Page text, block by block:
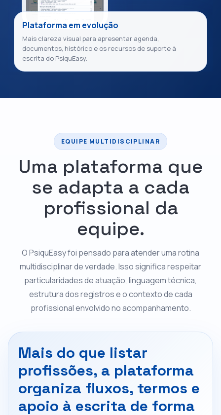
Plataforma em evolução
Mais clareza visual para apresentar agenda,
documentos, histórico e os recursos de suporte à
escrita do PsiquEasy.
EQUIPE MULTIDISCIPLINAR
Uma plataforma que
se adapta a cada
profissional da
equipe.
O PsiquEasy foi pensado para atender uma rotina
multidisciplinar de verdade. Isso significa respeitar
particularidades de atuação, linguagem técnica,
estrutura dos registros e o contexto de cada
profissional envolvido no acompanhamento.
Mais do que listar
profissões, a plataforma
organiza fluxos, termos e
apoio à escrita de forma